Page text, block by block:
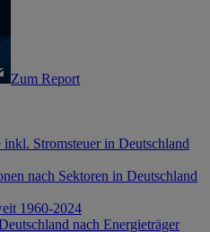
Zum Report
inkl. Stromsteuer in Deutschland
nach Sektoren in Deutschland
1960-2024
nach Energieträger